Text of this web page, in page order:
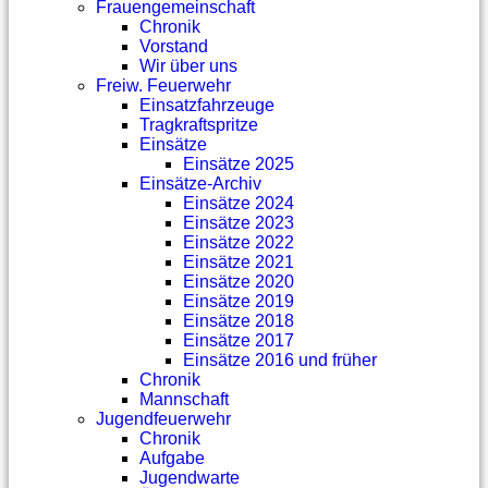
Frauengemeinschaft
Chronik
Vorstand
Wir über uns
Freiw. Feuerwehr
Einsatzfahrzeuge
Tragkraftspritze
Einsätze
Einsätze 2025
Einsätze-Archiv
Einsätze 2024
Einsätze 2023
Einsätze 2022
Einsätze 2021
Einsätze 2020
Einsätze 2019
Einsätze 2018
Einsätze 2017
Einsätze 2016 und früher
Chronik
Mannschaft
Jugendfeuerwehr
Chronik
Aufgabe
Jugendwarte